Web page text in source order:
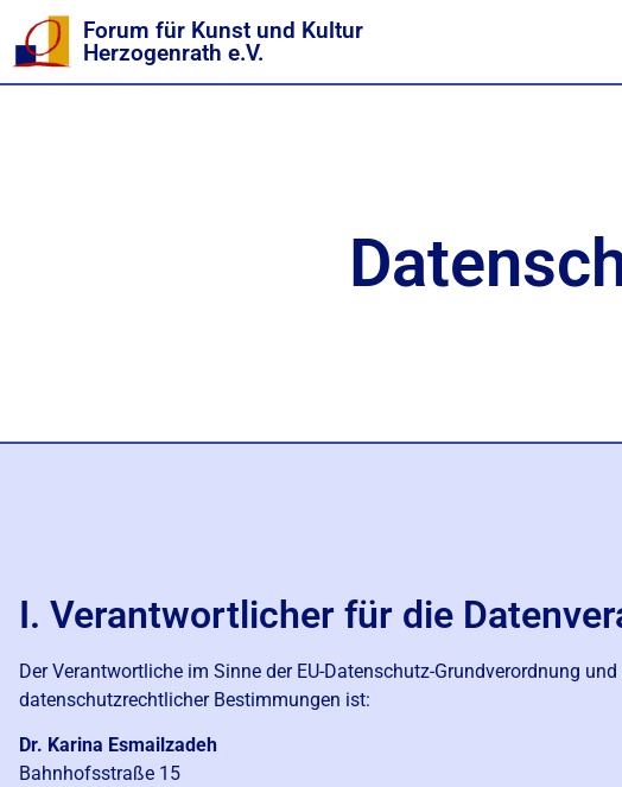
Forum für Kunst und Kultur
Herzogenrath e.V.
I. Verantwortlicher für die
Der Verantwortliche im Sinne der EU-Datenschutz-Grundverordnung
datenschutzrechtlicher Bestimmungen ist:
Dr. Karina Esmailzadeh
Bahnhofsstraße 15